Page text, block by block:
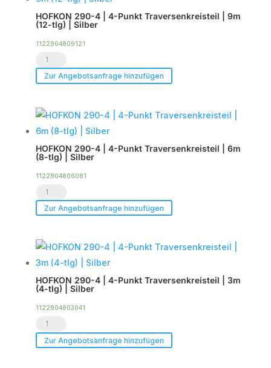
Black
Line
Menge
Punkt
Traversenkreisteil
(16-
tlg)
Silber
Menge
HOFKON 290-4 | 4-Punkt Traversenkreisteil | 9m
(12-tlg) | Silber
1122904809121
HOFKON
290-
|
Punkt
Traversenkreisteil
(12-
tlg)
Silber
Menge
Zur Angebotsanfrage hinzufügen
HOFKON 290-4 | 4-Punkt Traversenkreisteil | 6m
(8-tlg) | Silber
1122904806081
HOFKON
290-
|
Punkt
Traversenkreisteil
(8-
tlg)
Zur Angebotsanfrage hinzufügen
HOFKON 290-4 | 4-Punkt Traversenkreisteil | 3m
(4-tlg) | Silber
1122904803041
HOFKON
290-
Zur Angebotsanfrage hinzufügen